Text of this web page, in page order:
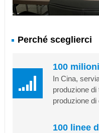
Perché sceglierci
100 milioni
In Cina,
produzione
produzione di
100 linee